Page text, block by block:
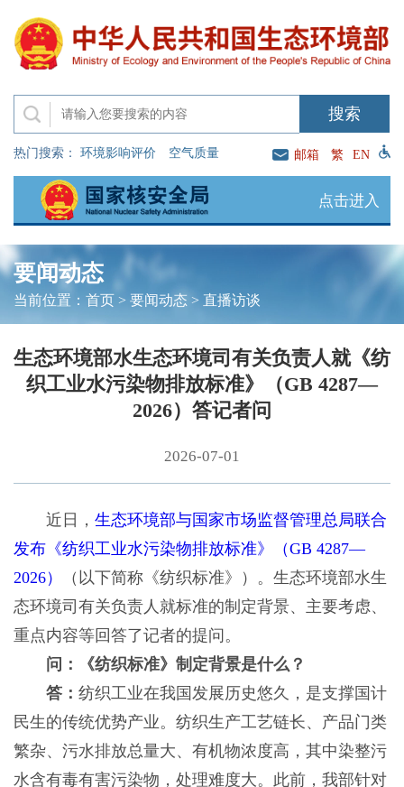
热门搜索： 环境影响评价 空气质量 邮箱 繁 EN
点击进入
要闻动态
当前位置： 首页> 要闻动态 > 直播访谈
生态环境部水生态环境司有关负责人就《纺
织工业水污染物排放标准》（GB 4287—
2026）答记者问
2026-07-01
近日， 生态环境部与国家市场监督管理总局联合
发布《纺织工业水污染物排放标准》（GB 4287—
2026）
（以下简称《纺织标准》）。生态环境部水生
态环境司有关负责人就标准的制定背景、主要考虑、
重点内容等回答了记者的提问。
问：《纺织标准》制定背景是什么？
答： 纺织工业在我国发展历史悠久，是支撑国计
民生的传统优势产业。纺织生产工艺链长、产品门类
繁杂、污水排放总量大、有机物浓度高，其中染整污
水含有毒有害污染物，处理难度大。此前，我部针对